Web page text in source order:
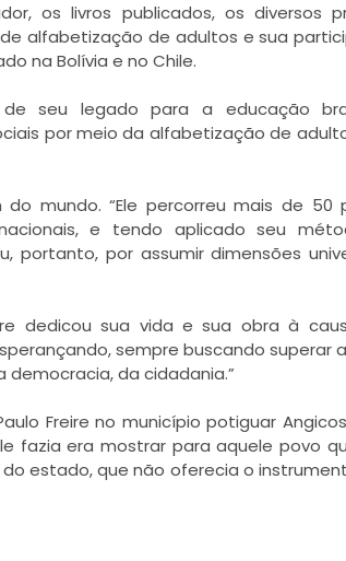
os livros publicados, os diversos
alfabetização de adultos e sua
na Bolívia e no Chile.
seu legado para a educação
por meio da alfabetização de
mundo. “Ele percorreu mais de 50
e tendo aplicado seu
portanto, por assumir dimensões
dedicou sua vida e sua obra à
sempre buscando superar
da cidadania.”
Freire no município potiguar
fazia era mostrar para aquele povo
estado, que não oferecia o